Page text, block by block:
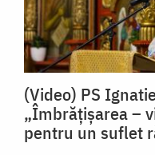
(Video) PS
„Îmbrățișarea –
pentru un suflet